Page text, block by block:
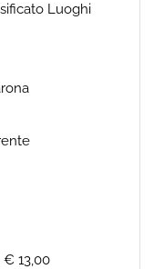
Luoghi
€ 13,00